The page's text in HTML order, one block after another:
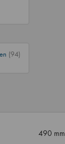
(94)
490 mm